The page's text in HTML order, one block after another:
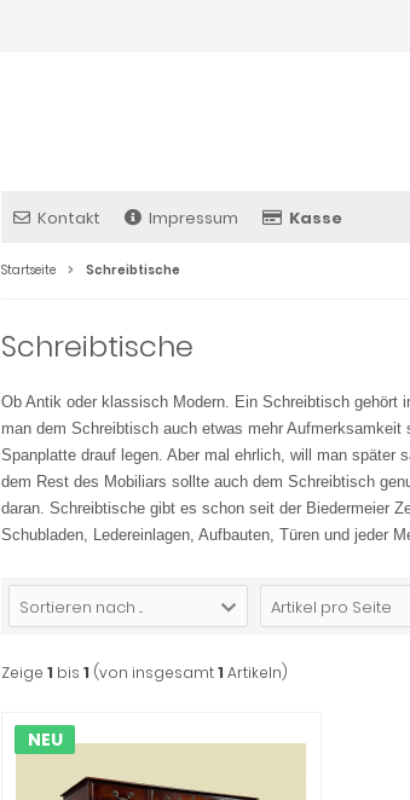
Kontakt Impressum Kasse
Startseite Schreibtische
Schreibtische
Ob Antik oder klassisch Modern. Ein Schreibtisch gehört
man dem Schreibtisch auch etwas mehr
Spanplatte drauf legen. Aber mal ehrlich, will man später
dem Rest des Mobiliars sollte auch dem Schreibtisch
daran. Schreibtische gibt es schon seit der Biedermeier
Schubladen, Ledereinlagen, Aufbauten, Türen und jeder
Sortieren nach ... Artikel pro Seite
Zeige 1 bis 1 (von insgesamt1 Artikeln)
NEU